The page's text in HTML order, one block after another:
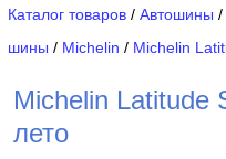
Каталог товаров / Автошины /
шины / Michelin / Michelin
Michelin Latitude
лето